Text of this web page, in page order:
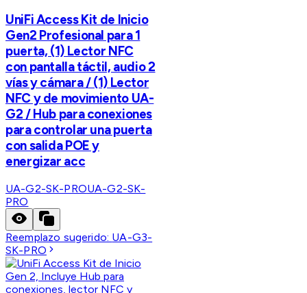
UniFi Access Kit de Inicio
Gen2 Profesional para 1
puerta, (1) Lector NFC
con pantalla táctil, audio 2
vías y cámara / (1) Lector
NFC y de movimiento UA-
G2 / Hub para conexiones
para controlar una puerta
con salida POE y
energizar acc
UA-G2-SK-PROUA-G2-SK-
PRO
Reemplazo sugerido: UA-G3-
SK-PRO